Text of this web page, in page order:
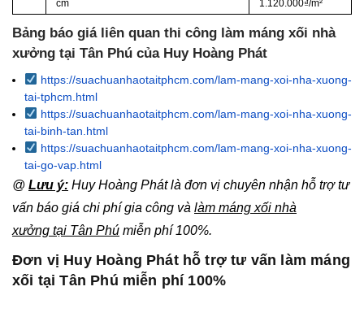
cm 1.120.000₫/m²
Bảng báo giá liên quan thi công làm máng xối nhà
xưởng tại Tân Phú của Huy Hoàng Phát
https://suachuanhaotaitphcm.com/lam-mang-xoi-nha-xuong-
tai-tphcm.html
https://suachuanhaotaitphcm.com/lam-mang-xoi-nha-xuong-
tai-binh-tan.html
https://suachuanhaotaitphcm.com/lam-mang-xoi-nha-xuong-
tai-go-vap.html
@ Lưu ý: Huy Hoàng Phát là đơn vị chuyên nhận hỗ trợ tư
vấn báo giá chi phí gia công và làm máng xối nhà
xưởng tại Tân Phú miễn phí 100%.
Đơn vị Huy Hoàng Phát hỗ trợ tư vấn làm máng
xối tại Tân Phú miễn phí 100%